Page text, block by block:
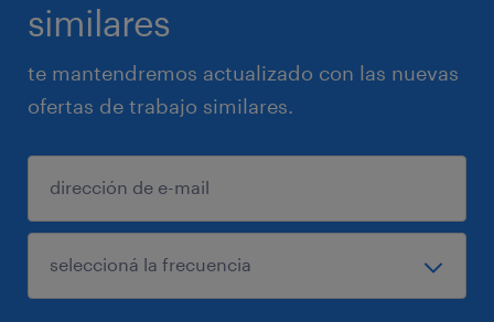
similares
te mantendremos actualizado con las nuevas
ofertas de trabajo similares.